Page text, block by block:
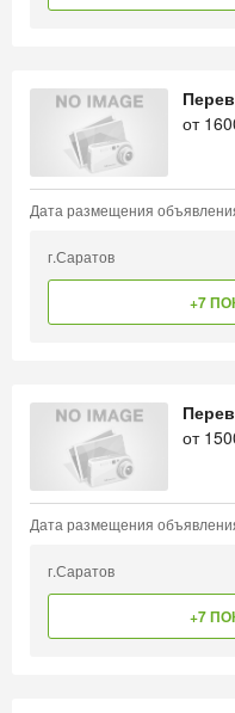
от
Дата размещения
г.Саратов
+7
от
Дата размещения
г.Саратов
+7